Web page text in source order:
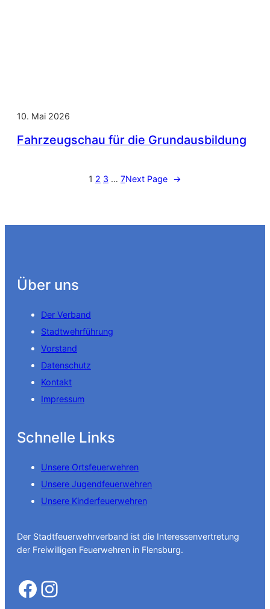
10. Mai 2026
Fahrzeugschau für die Grundausbildung
1 2 3 … 7Next Page →
Über uns
Der Verband
Stadtwehrführung
Vorstand
Datenschutz
Kontakt
Impressum
Schnelle Links
Unsere Ortsfeuerwehren
Unsere Jugendfeuerwehren
Unsere Kinderfeuerwehren
Der Stadtfeuerwehrverband ist die Interessenvertretung
der Freiwilligen Feuerwehren in Flensburg.
Facebook Instagram